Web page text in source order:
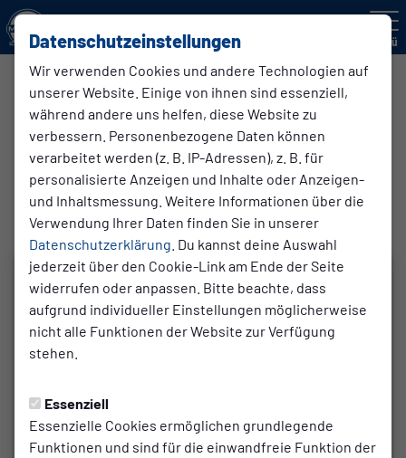
Datenschutzeinstellungen
Wir verwenden Cookies und andere Technologien auf
unserer Website. Einige von ihnen sind essenziell,
während andere uns helfen, diese Website zu
verbessern. Personenbezogene Daten können
verarbeitet werden (z. B. IP-Adressen), z. B. für
personalisierte Anzeigen und Inhalte oder Anzeigen-
und Inhaltsmessung. Weitere Informationen über die
Verwendung Ihrer Daten finden Sie in unserer
Datenschutzerklärung . Du kannst deine Auswahl
jederzeit über den Cookie-Link am Ende der Seite
widerrufen oder anpassen. Bitte beachte, dass
aufgrund individueller Einstellungen möglicherweise
nicht alle Funktionen der Website zur Verfügung
stehen.
Essenziell
Essenzielle Cookies ermöglichen grundlegende
Funktionen und sind für die einwandfreie Funktion der
Menü
Kreisliga C
4. Mannschaft
Übersicht Funktionsteam Tabelle
Funktionsteam